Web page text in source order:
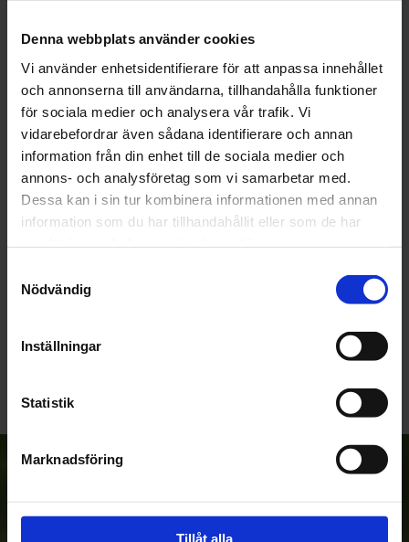
Denna webbplats använder cookies
Vi använder enhetsidentifierare för att anpassa innehållet
och annonserna till användarna, tillhandahålla funktioner
för sociala medier och analysera vår trafik. Vi
vidarebefordrar även sådana identifierare och annan
information från din enhet till de sociala medier och
annons- och analysföretag som vi samarbetar med.
Dessa kan i sin tur kombinera informationen med annan
information som du har tillhandahållit eller som de har
Nödvändig
Inställningar
Statistik
Marknadsföring
Tillåt alla
OMDÖMEN
Du
Anmäl dig till vårt nyhetsbrev!